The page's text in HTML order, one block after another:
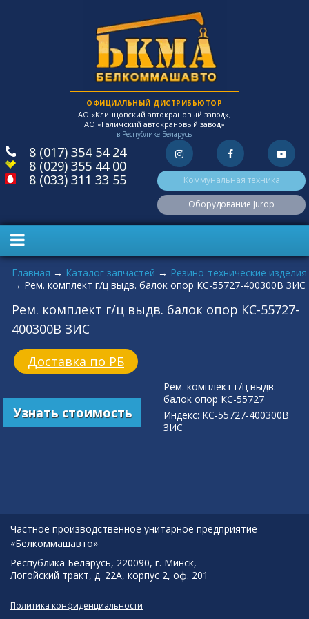
ОФИЦИАЛЬНЫЙ ДИСТРИБЬЮТОР
АО «Клинцовский автокрановый завод»,
АО «Галичский автокрановый завод»
в Республике Беларусь
8 (017) 354 54 24
8 (029) 355 44 00
8 (033) 311 33 55
Коммунальная техника
Оборудование Jurop
Вы здесь
Главная → Каталог запчастей → Резино-технические изделия
→ Рем. комплект г/ц выдв. балок опор КС-55727-400300В ЗИС
Рем. комплект г/ц выдв. балок опор КС-55727-
400300В ЗИС
Доставка по РБ
Узнать стоимость
Рем. комплект г/ц выдв.
балок опор КС-55727
Индекс: КС-55727-400300В
ЗИС
Частное производственное унитарное предприятие
«Белкоммашавто»
Республика Беларусь, 220090, г. Минск,
Логойский тракт, д. 22А, корпус 2, оф. 201
Политика конфиденциальности